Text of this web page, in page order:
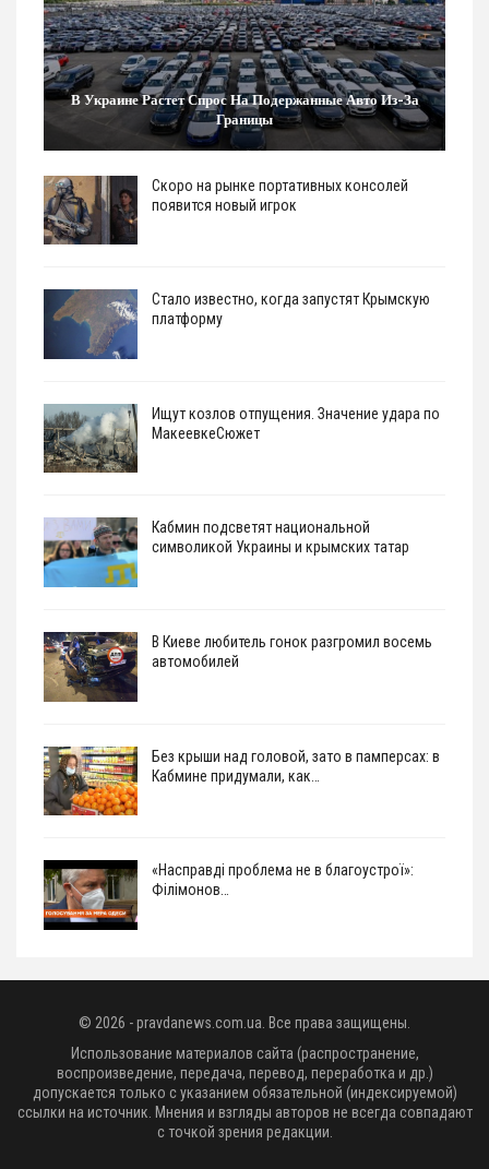
В Украине Растет Спрос На Подержанные Авто Из-За
Границы
Скоро на рынке портативных консолей
появится новый игрок
Стало известно, когда запустят Крымскую
платформу
Ищут козлов отпущения. Значение удара по
МакеевкеСюжет
Кабмин подсветят национальной
символикой Украины и крымских татар
В Киеве любитель гонок разгромил восемь
автомобилей
Без крыши над головой, зато в памперсах: в
Кабмине придумали, как…
«Насправді проблема не в благоустрої»:
Філімонов…
© 2026 - pravdanews.com.ua. Все права защищены.
Использование материалов сайта (распространение,
воспроизведение, передача, перевод, переработка и др.)
допускается только с указанием обязательной (индексируемой)
ссылки на источник. Мнения и взгляды авторов не всегда совпадают
с точкой зрения редакции.